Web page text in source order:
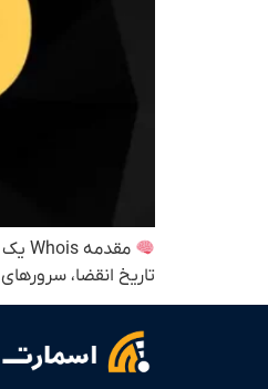
تاریخ انقضا، سرورهای DNS و اطلاعات تماس ثبت‌کننده دامنه چیست. این ابزار برای توسعه‌دهندگان، مدیران سایت و کاربران معمولی مفید است.